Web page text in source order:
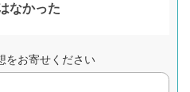
なかった
をお寄せください